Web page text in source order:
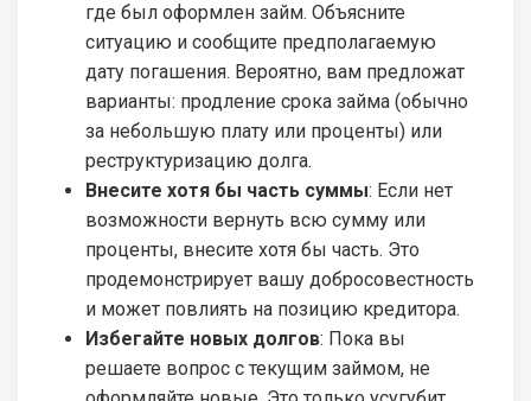
где был оформлен займ. Объясните
ситуацию и сообщите предполагаемую
дату погашения. Вероятно, вам предложат
варианты: продление срока займа (обычно
за небольшую плату или проценты) или
реструктуризацию долга.
Внесите хотя бы часть суммы: Если нет
возможности вернуть всю сумму или
проценты, внесите хотя бы часть. Это
продемонстрирует вашу добросовестность
и может повлиять на позицию кредитора.
Избегайте новых долгов: Пока вы
решаете вопрос с текущим займом, не